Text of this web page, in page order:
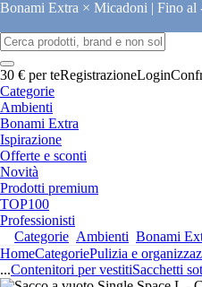
Bonami Extra × Micadoni | Fino al
30 € per teRegistrazioneLogin
Categorie
Ambienti
Bonami Extra
Ispirazione
Offerte e sconti
Novità
Prodotti premium
TOP100
Professionisti
Categorie Ambienti Bonami
HomeCategoriePulizia e
...Contenitori per vestitiSacchetti